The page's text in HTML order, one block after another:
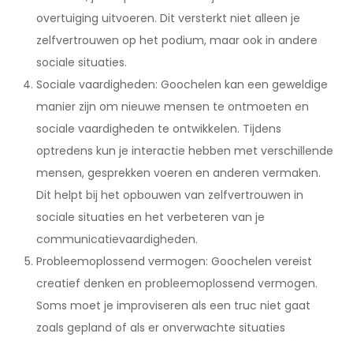
overtuiging uitvoeren. Dit versterkt niet alleen je
zelfvertrouwen op het podium, maar ook in andere
sociale situaties.
Sociale vaardigheden: Goochelen kan een geweldige
manier zijn om nieuwe mensen te ontmoeten en
sociale vaardigheden te ontwikkelen. Tijdens
optredens kun je interactie hebben met verschillende
mensen, gesprekken voeren en anderen vermaken.
Dit helpt bij het opbouwen van zelfvertrouwen in
sociale situaties en het verbeteren van je
communicatievaardigheden.
Probleemoplossend vermogen: Goochelen vereist
creatief denken en probleemoplossend vermogen.
Soms moet je improviseren als een truc niet gaat
zoals gepland of als er onverwachte situaties